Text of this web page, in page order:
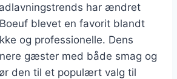
har ændret
blevet en favorit blandt
og professionelle. Dens
gæster med både smag og
den til et populært valg til